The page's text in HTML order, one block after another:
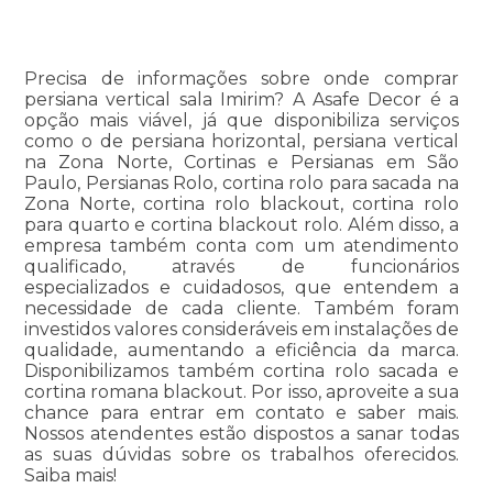
Precisa de informações sobre onde comprar
persiana vertical sala Imirim? A Asafe Decor é a
opção mais viável, já que disponibiliza serviços
como o de persiana horizontal, persiana vertical
na Zona Norte, Cortinas e Persianas em São
Paulo, Persianas Rolo, cortina rolo para sacada na
Zona Norte, cortina rolo blackout, cortina rolo
para quarto e cortina blackout rolo. Além disso, a
empresa também conta com um atendimento
qualificado, através de funcionários
especializados e cuidadosos, que entendem a
necessidade de cada cliente. Também foram
investidos valores consideráveis em instalações de
qualidade, aumentando a eficiência da marca.
Disponibilizamos também cortina rolo sacada e
cortina romana blackout. Por isso, aproveite a sua
chance para entrar em contato e saber mais.
Nossos atendentes estão dispostos a sanar todas
as suas dúvidas sobre os trabalhos oferecidos.
Saiba mais!